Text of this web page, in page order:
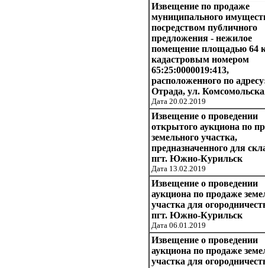
Извещение по продаже
муниципального
посредством публичного
предложения - нежилое
помещение площадью 64
кадастровым номером
65:25:0000019:413,
расположенного по
Отрада, ул.
Дата 20.02.2019
Извещение о проведении
открытого аукциона по
земельного участка,
предназначенного для
пгт. Южно-Курильск
Дата 13.02.2019
Извещение о проведении
аукциона по продаже
участка для
пгт. Южно-Курильск
Дата 06.01.2019
Извещение о проведении
аукциона по продаже
участка для